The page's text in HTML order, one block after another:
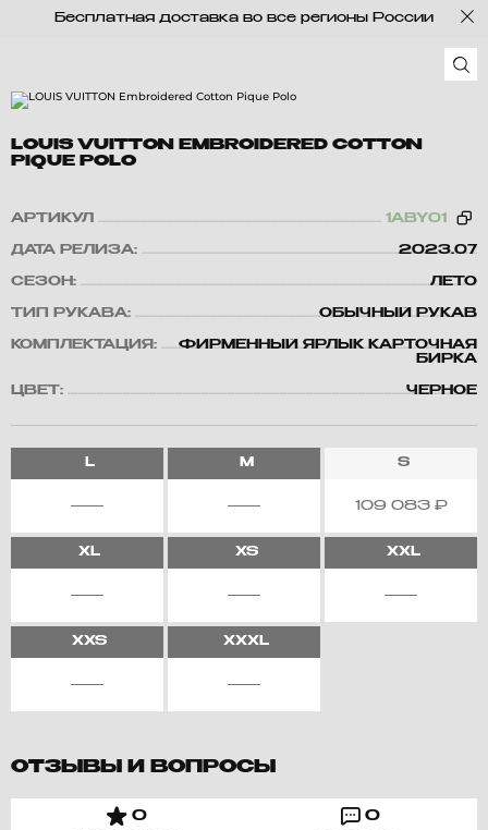
Бесплатная доставка во все регионы России
LOUIS VUITTON EMBROIDERED COTTON
PIQUE POLO
АРТИКУЛ 1ABY01
ДАТА РЕЛИЗА: 2023.07
СЕЗОН: ЛЕТО
ТИП РУКАВА: ОБЫЧНЫЙ РУКАВ
КОМПЛЕКТАЦИЯ:
ФИРМЕННЫЙ ЯРЛЫК КАРТОЧНАЯ
БИРКА
ЦВЕТ: ЧЕРНОЕ
L M S
109 083 ₽
XL XS XXL
XXS XXXL
ОТЗЫВЫ И ВОПРОСЫ
0 0